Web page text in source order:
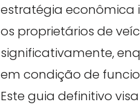
estratégia econômica
os proprietários de
significativamente,
em condição de
Este guia definitivo